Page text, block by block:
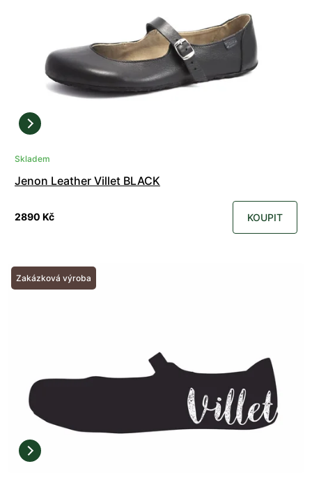
Skladem
Jenon Leather Villet BLACK
2890 Kč KOUPIT
Zakázková výroba